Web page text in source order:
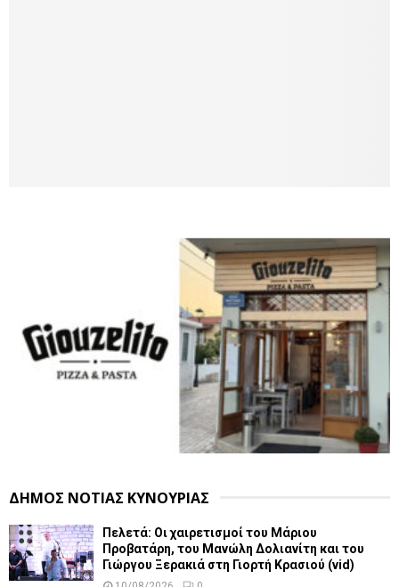
ΔΗΜΟΣ ΝΟΤΙΑΣ ΚΥΝΟΥΡΙΑΣ
Πελετά: Οι χαιρετισμοί του Μάριου
Προβατάρη, του Μανώλη Δολιανίτη και του
Γιώργου Ξερακιά στη Γιορτή Κρασιού (vid)